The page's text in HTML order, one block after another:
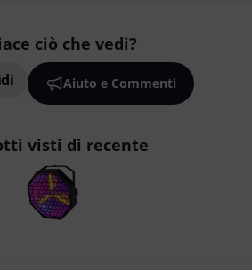
ciò che vedi?
Aiuto e Commenti
visti di recente